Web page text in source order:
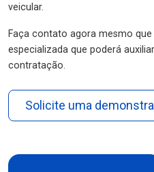
veicular.
Faça contato agora mesmo
especializada que poderá
contratação.
Solicite uma